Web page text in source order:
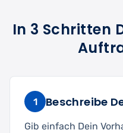
In 3 Schritten
1 Beschreibe
Gib einfach Dein